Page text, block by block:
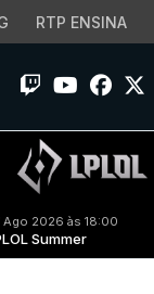
RTP ENSINA
Ago 2026 às 18:00
Summer